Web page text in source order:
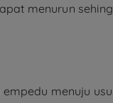
menurun
menuju